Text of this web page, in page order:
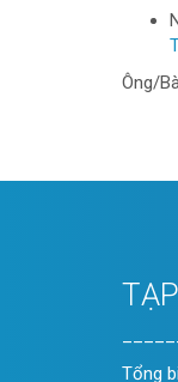
Ông/
Tổng